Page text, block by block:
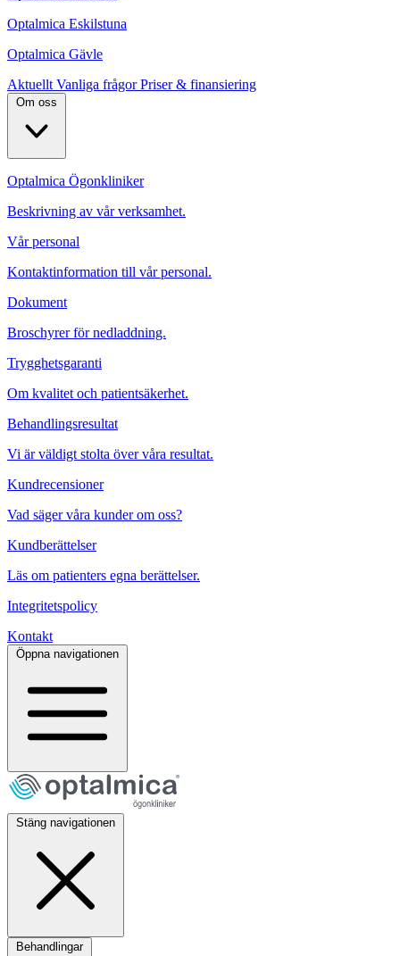
Optalmica Eskilstuna
Optalmica Gävle
Aktuellt Vanliga frågorPriser & finansiering
Om oss
Optalmica Ögonkliniker
Beskrivning av vår verksamhet.
Vår personal
Kontaktinformation till vår personal.
Dokument
Broschyrer för nedladdning.
Trygghetsgaranti
Om kvalitet och patientsäkerhet.
Behandlingsresultat
Vi är väldigt stolta över våra resultat.
Kundrecensioner
Vad säger våra kunder om oss?
Kundberättelser
Läs om patienters egna berättelser.
Integritetspolicy
Kontakt
Öppna navigationen
Stäng navigationen
Behandlingar